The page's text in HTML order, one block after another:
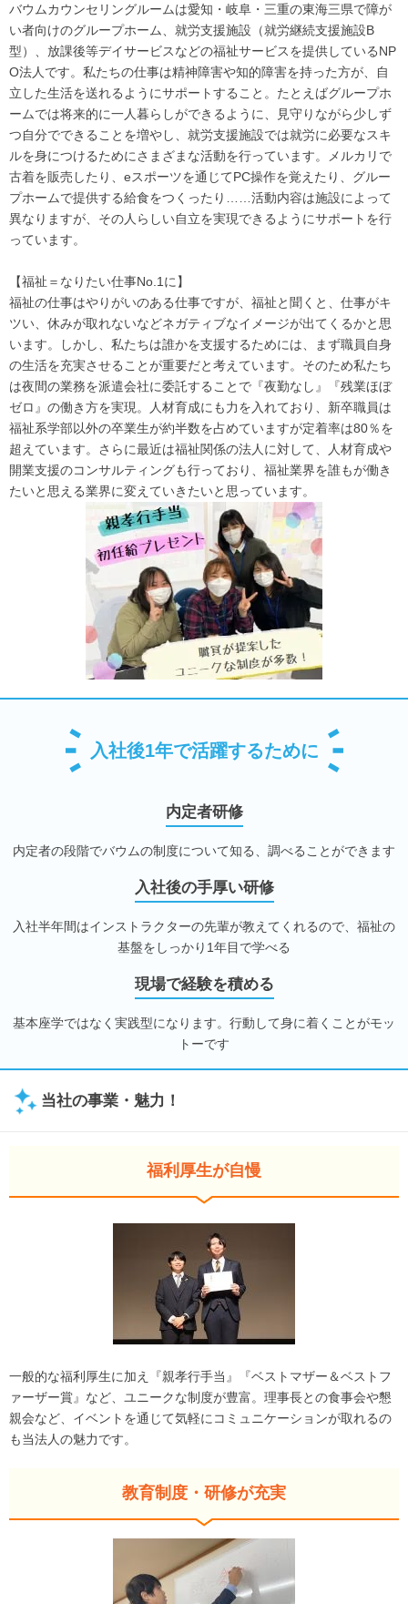
バウムカウンセリングルームは愛知・岐阜・三重の東海三県で障が
い者向けのグループホーム、就労支援施設（就労継続支援施設B
型）、放課後等デイサービスなどの福祉サービスを提供しているNP
O法人です。私たちの仕事は精神障害や知的障害を持った方が、自
立した生活を送れるようにサポートすること。たとえばグループホ
ームでは将来的に一人暮らしができるように、見守りながら少しず
つ自分でできることを増やし、就労支援施設では就労に必要なスキ
ルを身につけるためにさまざまな活動を行っています。メルカリで
古着を販売したり、eスポーツを通じてPC操作を覚えたり、グルー
プホームで提供する給食をつくったり……活動内容は施設によって
異なりますが、その人らしい自立を実現できるようにサポートを行
っています。
【福祉＝なりたい仕事No.1に】
福祉の仕事はやりがいのある仕事ですが、福祉と聞くと、仕事がキ
ツい、休みが取れないなどネガティブなイメージが出てくるかと思
います。しかし、私たちは誰かを支援するためには、まず職員自身
の生活を充実させることが重要だと考えています。そのため私たち
は夜間の業務を派遣会社に委託することで『夜勤なし』『残業ほぼ
ゼロ』の働き方を実現。人材育成にも力を入れており、新卒職員は
福祉系学部以外の卒業生が約半数を占めていますが定着率は80％を
超えています。さらに最近は福祉関係の法人に対して、人材育成や
開業支援のコンサルティングも行っており、福祉業界を誰もが働き
たいと思える業界に変えていきたいと思っています。
入社後1年で活躍するために
内定者研修
内定者の段階でバウムの制度について知る、調べることができます
入社後の手厚い研修
入社半年間はインストラクターの先輩が教えてくれるので、福祉の
基盤をしっかり1年目で学べる
現場で経験を積める
基本座学ではなく実践型になります。行動して身に着くことがモッ
トーです
当社の事業・魅力！
福利厚生が自慢
一般的な福利厚生に加え『親孝行手当』『ベストマザー＆ベストフ
ァーザー賞』など、ユニークな制度が豊富。理事長との食事会や懇
親会など、イベントを通じて気軽にコミュニケーションが取れるの
も当法人の魅力です。
教育制度・研修が充実